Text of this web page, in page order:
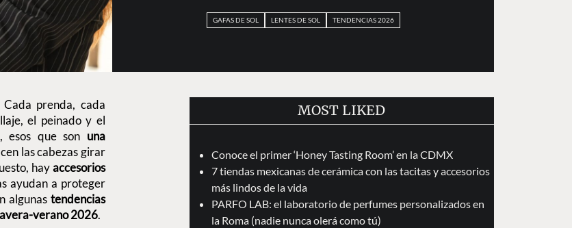
GAFAS DE SOL LENTES DE SOL TENDENCIAS 2026
Cada prenda, cada
el peinado y el
esos que son una
las cabezas girar
hayaccesorios
ayudan a proteger
algunas tendencias
verano 2026.
MOST LIKED
Conoce el primer ‘Honey Tasting Room’ en la CDMX
7 tiendas mexicanas de cerámica con las tacitas y accesorios
más lindos de la vida
PARFO LAB: el laboratorio de perfumes personalizados en
la Roma (nadie nunca olerá como tú)